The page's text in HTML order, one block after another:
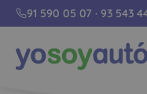
91 590 05 07 · 93 543